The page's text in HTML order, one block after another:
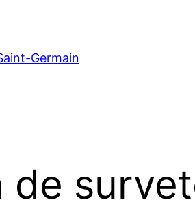
Germain
de